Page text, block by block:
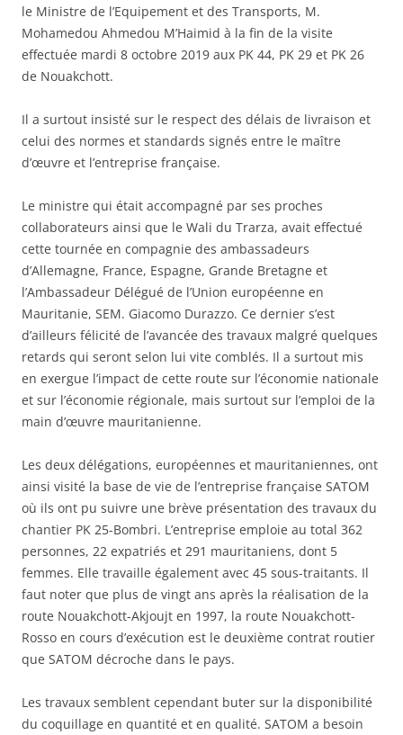
le Ministre de l’Equipement et des Transports, M.
Mohamedou Ahmedou M’Haimid à la fin de la visite
effectuée mardi 8 octobre 2019 aux PK 44, PK 29 et PK 26
de Nouakchott.
Il a surtout insisté sur le respect des délais de livraison et
celui des normes et standards signés entre le maître
d’œuvre et l’entreprise française.
Le ministre qui était accompagné par ses proches
collaborateurs ainsi que le Wali du Trarza, avait effectué
cette tournée en compagnie des ambassadeurs
d’Allemagne, France, Espagne, Grande Bretagne et
l’Ambassadeur Délégué de l’Union européenne en
Mauritanie, SEM. Giacomo Durazzo. Ce dernier s’est
d’ailleurs félicité de l’avancée des travaux malgré quelques
retards qui seront selon lui vite comblés. Il a surtout mis
en exergue l’impact de cette route sur l’économie nationale
et sur l’économie régionale, mais surtout sur l’emploi de la
main d’œuvre mauritanienne.
Les deux délégations, européennes et mauritaniennes, ont
ainsi visité la base de vie de l’entreprise française SATOM
où ils ont pu suivre une brève présentation des travaux du
chantier PK 25-Bombri. L’entreprise emploie au total 362
personnes, 22 expatriés et 291 mauritaniens, dont 5
femmes. Elle travaille également avec 45 sous-traitants. Il
faut noter que plus de vingt ans après la réalisation de la
route Nouakchott-Akjoujt en 1997, la route Nouakchott-
Rosso en cours d’exécution est le deuxième contrat routier
que SATOM décroche dans le pays.
Les travaux semblent cependant buter sur la disponibilité
du coquillage en quantité et en qualité. SATOM a besoin